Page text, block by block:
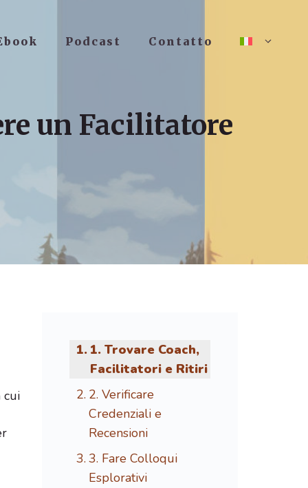
Podcast Contatto
un Facilitatore
cui
1. Trovare Coach,
Facilitatori e Ritiri
2. Verificare
Credenziali e
Recensioni
3. Fare Colloqui
Esplorativi